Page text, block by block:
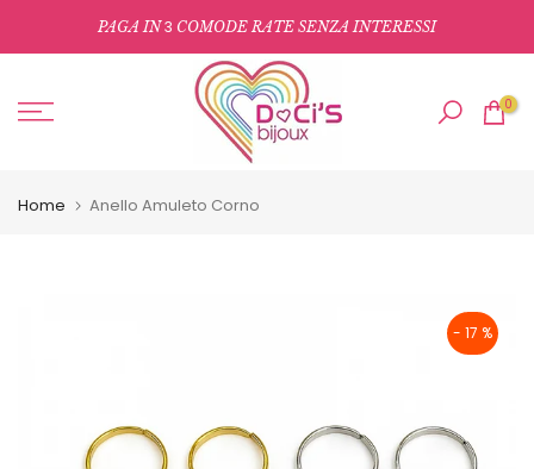
al
PAGA IN3 COMODE RATE SENZA INTERESSI
0
Home Anello Amuleto Corno
- 17 %